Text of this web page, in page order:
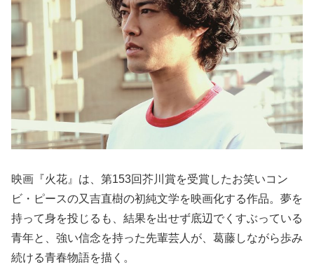
映画『火花』は、第153回芥川賞を受賞したお笑いコン
ビ・ピースの又吉直樹の初純文学を映画化する作品。夢を
持って身を投じるも、結果を出せず底辺でくすぶっている
青年と、強い信念を持った先輩芸人が、葛藤しながら歩み
続ける青春物語を描く。